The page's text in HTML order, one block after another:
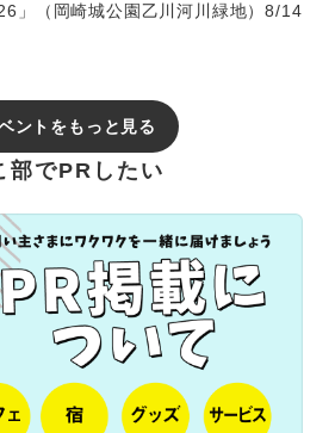
」（岡崎城公園乙川河川緑地）8/14
ントをもっと見る
部でPRしたい